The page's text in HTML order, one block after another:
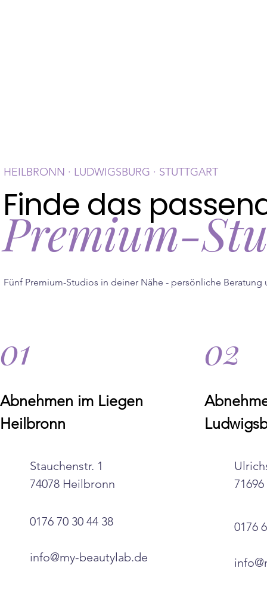
HEILBRONN · LUDWIGSBURG · STUTTGART
Finde das
Premium-
Fünf Premium-Studios in deiner Nähe - persönliche
01
Abnehmen im Liegen
Heilbronn
Stauchenstr. 1
74078 Heilbronn
0176 70 30 44 38
info@my-beautylab.de
02
0176